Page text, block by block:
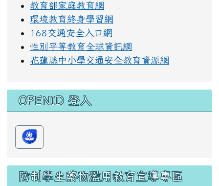
教育部家庭教育網
環境教育終身學習網
168交通安全入口網
性別平等教育全球資訊網
花蓮縣中小學交通安全教育資源網
OPENID 登入
防制學生藥物濫用教育宣導專區